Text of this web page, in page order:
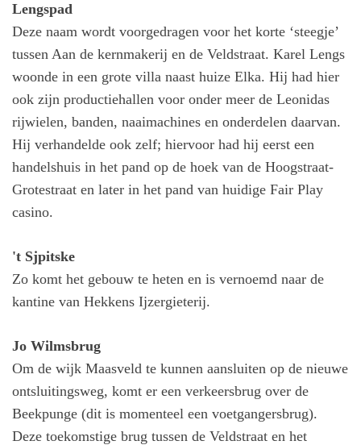
Lengspad
Deze naam wordt voorgedragen voor het korte ‘steegje’
tussen Aan de kernmakerij en de Veldstraat. Karel Lengs
woonde in een grote villa naast huize Elka. Hij had hier
ook zijn productiehallen voor onder meer de Leonidas
rijwielen, banden, naaimachines en onderdelen daarvan.
Hij verhandelde ook zelf; hiervoor had hij eerst een
handelshuis in het pand op de hoek van de Hoogstraat-
Grotestraat en later in het pand van huidige Fair Play
casino.
't Sjpitske
Zo komt het gebouw te heten en is vernoemd naar de
kantine van Hekkens Ijzergieterij.
Jo Wilmsbrug
Om de wijk Maasveld te kunnen aansluiten op de nieuwe
ontsluitingsweg, komt er een verkeersbrug over de
Beekpunge (dit is momenteel een voetgangersbrug).
Deze toekomstige brug tussen de Veldstraat en het